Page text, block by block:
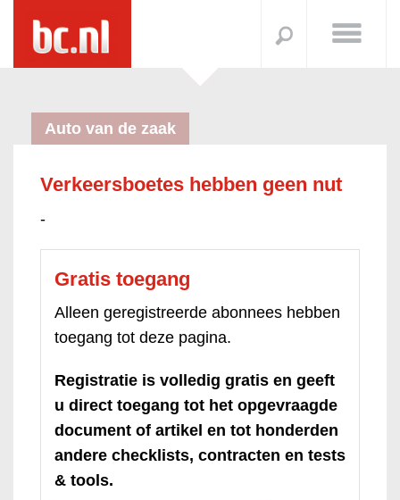
Auto van de zaak
Verkeersboetes hebben geen nut
-
Gratis toegang
Alleen geregistreerde abonnees hebben
toegang tot deze pagina.
Registratie is volledig gratis en geeft
u direct toegang tot het opgevraagde
document of artikel en tot honderden
andere checklists, contracten en tests
& tools.